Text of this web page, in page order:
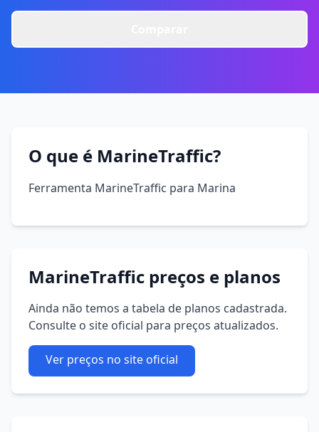
O que é MarineTraffic?
Ferramenta MarineTraffic para Marina
MarineTraffic preços e planos
Ainda não temos a tabela de planos cadastrada.
Consulte o site oficial para preços atualizados.
Ver preços no site oficial